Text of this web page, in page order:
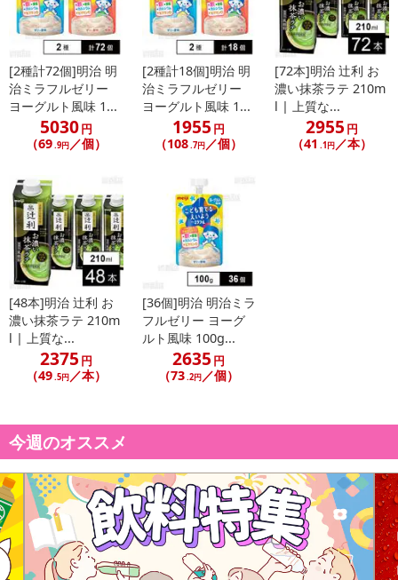
[2種計72個]明治 明
治ミラフルゼリー
ヨーグルト風味 1...
5030円
（69.9円／個）
[2種計18個]明治 明
治ミラフルゼリー
ヨーグルト風味 1...
1955 円
（108.7円／個）
[72本]明治 辻利 お
濃い抹茶ラテ 210m
l | 上質な...
2955 円
（41 .1円／本）
[48本]明治 辻利 お
濃い抹茶ラテ 210m
l | 上質な...
2375 円
（49 .5円／本）
[36個]明治 明治ミラ
フルゼリー ヨーグ
ルト風味 100g...
2635 円
（73 .2円 ／個）
今週のオススメ